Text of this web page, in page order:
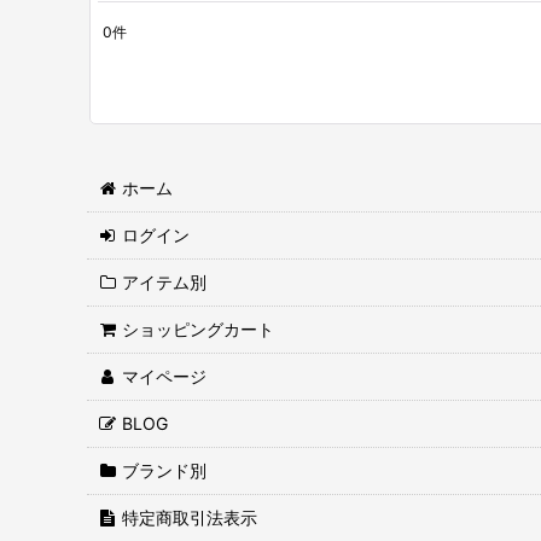
0件
ホーム
ログイン
アイテム別
ショッピングカート
マイページ
BLOG
ブランド別
特定商取引法表示